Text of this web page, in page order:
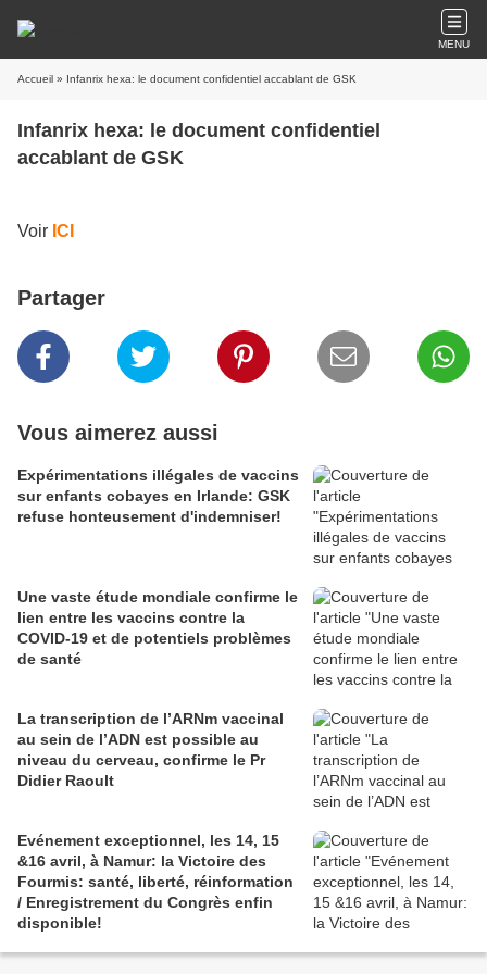
MENU
Accueil » Infanrix hexa: le document confidentiel accablant de GSK
Infanrix hexa: le document confidentiel
accablant de GSK
Voir ICI
Partager
Vous aimerez aussi
Expérimentations illégales de vaccins
sur enfants cobayes en Irlande: GSK
refuse honteusement d'indemniser!
Une vaste étude mondiale confirme le
lien entre les vaccins contre la
COVID-19 et de potentiels problèmes
de santé
La transcription de l’ARNm vaccinal
au sein de l’ADN est possible au
niveau du cerveau, confirme le Pr
Didier Raoult
Evénement exceptionnel, les 14, 15
&16 avril, à Namur: la Victoire des
Fourmis: santé, liberté, réinformation
/ Enregistrement du Congrès enfin
disponible!